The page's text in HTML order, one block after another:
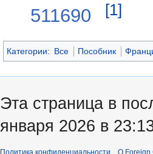
511690
[1]
Категории: Все Пособник
Эта страница в
января 2026 в
Политика конфиденциальности О Foreign